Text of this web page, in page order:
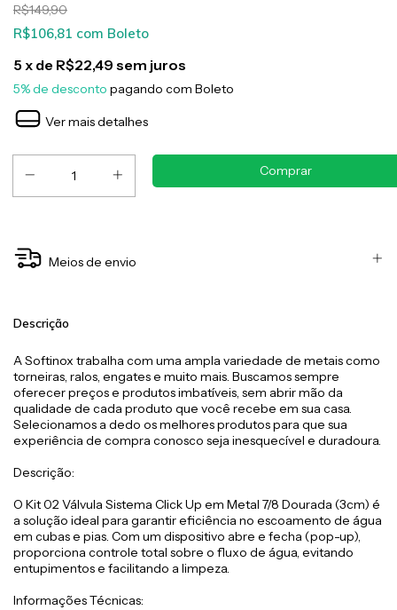
R$149,90
R$106,81 com Boleto
5 x de R$22,49 sem juros
5% de desconto pagando com Boleto
Ver mais detalhes
Meios de envio
Descrição
A Softinox trabalha com uma ampla variedade de metais como
torneiras, ralos, engates e muito mais. Buscamos sempre
oferecer preços e produtos imbatíveis, sem abrir mão da
qualidade de cada produto que você recebe em sua casa.
Selecionamos a dedo os melhores produtos para que sua
experiência de compra conosco seja inesquecível e duradoura.
Descrição:
O Kit 02 Válvula Sistema Click Up em Metal 7/8 Dourada (3cm) é
a solução ideal para garantir eficiência no escoamento de água
em cubas e pias. Com um dispositivo abre e fecha (pop-up),
proporciona controle total sobre o fluxo de água, evitando
entupimentos e facilitando a limpeza.
Informações Técnicas: